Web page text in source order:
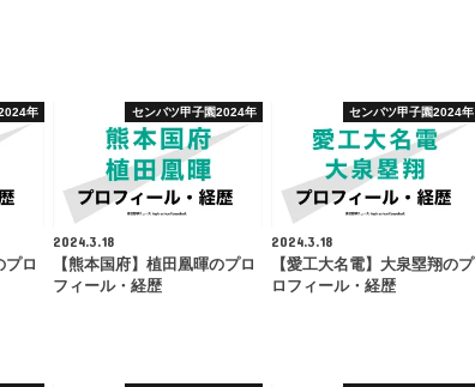
年
プロ
センバツ甲子園2024年
2024.3.18
【熊本国府】植田凰暉のプロ
フィール・経歴
センバツ甲子園2024年
2024.3.18
【愛工大名電】大泉塁翔のプ
ロフィール・経歴